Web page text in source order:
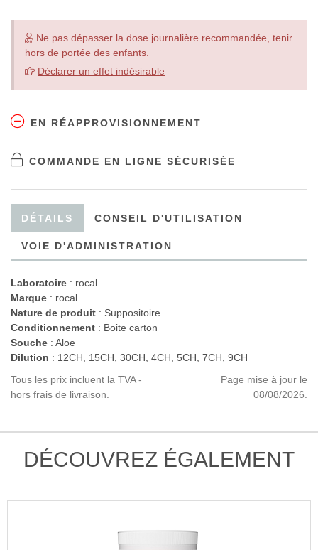
Ne pas dépasser la dose journalière recommandée, tenir
hors de portée des enfants.
Déclarer un effet indésirable
EN RÉAPPROVISIONNEMENT
COMMANDE EN LIGNE SÉCURISÉE
DÉTAILS CONSEIL D'UTILISATION
VOIE D'ADMINISTRATION
Laboratoire : rocal
Marque : rocal
Nature de produit : Suppositoire
Conditionnement : Boite carton
Souche : Aloe
Dilution : 12CH, 15CH, 30CH, 4CH, 5CH, 7CH, 9CH
Tous les prix incluent la TVA -
hors frais de livraison.
Page mise à jour le
08/08/2026.
DÉCOUVREZ ÉGALEMENT